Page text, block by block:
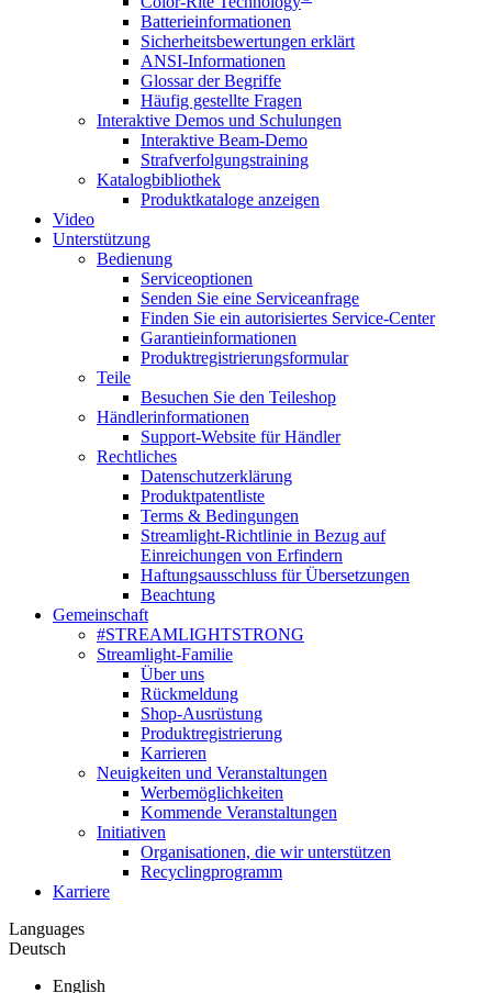
Batterieinformationen
Sicherheitsbewertungen erklärt
ANSI-Informationen
Glossar der Begriffe
Häufig gestellte Fragen
Interaktive Demos und Schulungen
Interaktive Beam-Demo
Strafverfolgungstraining
Katalogbibliothek
Produktkataloge anzeigen
Video
Unterstützung
Bedienung
Serviceoptionen
Senden Sie eine Serviceanfrage
Finden Sie ein autorisiertes Service-Center
Garantieinformationen
Produktregistrierungsformular
Teile
Besuchen Sie den Teileshop
Händlerinformationen
Support-Website für Händler
Rechtliches
Datenschutzerklärung
Produktpatentliste
Terms & Bedingungen
Streamlight-Richtlinie in Bezug auf
Einreichungen von Erfindern
Haftungsausschluss für Übersetzungen
Beachtung
Gemeinschaft
#STREAMLIGHTSTRONG
Streamlight-Familie
Über uns
Rückmeldung
Shop-Ausrüstung
Produktregistrierung
Karrieren
Neuigkeiten und Veranstaltungen
Werbemöglichkeiten
Kommende Veranstaltungen
Initiativen
Organisationen, die wir unterstützen
Recyclingprogramm
Karriere
Languages
Deutsch
English